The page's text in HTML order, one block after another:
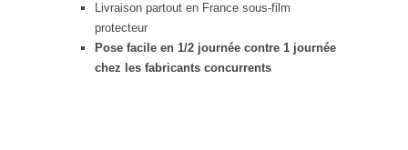
Livraison partout en France sous-film
protecteur
Pose facile en 1/2 journée contre 1 journée
chez les fabricants concurrents